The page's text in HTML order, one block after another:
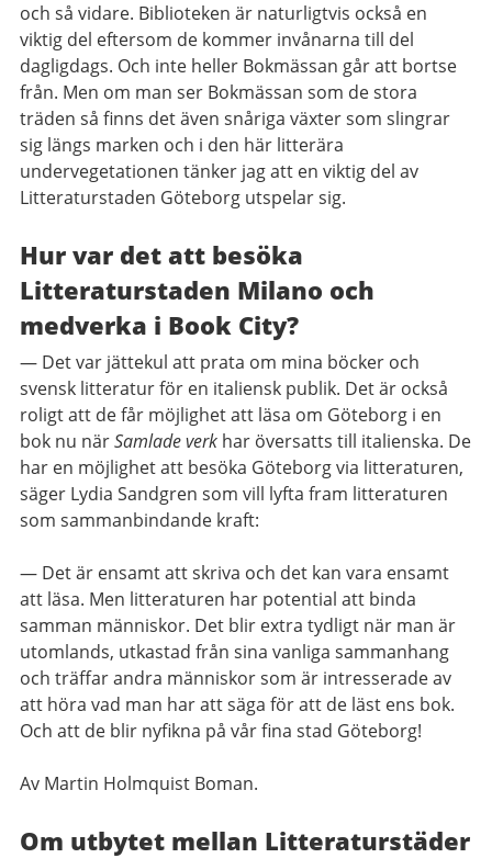
och så vidare. Biblioteken är naturligtvis också en
viktig del eftersom de kommer invånarna till del
dagligdags. Och inte heller Bokmässan går att bortse
från. Men om man ser Bokmässan som de stora
träden så finns det även snåriga växter som slingrar
sig längs marken och i den här litterära
undervegetationen tänker jag att en viktig del av
Litteraturstaden Göteborg utspelar sig.
Hur var det att besöka
Litteraturstaden Milano och
medverka i Book City?
— Det var jättekul att prata om mina böcker och
svensk litteratur för en italiensk publik. Det är också
roligt att de får möjlighet att läsa om Göteborg i en
bok nu närSamlade verk har översatts till italienska. De
har en möjlighet att besöka Göteborg via litteraturen,
säger Lydia Sandgren som vill lyfta fram litteraturen
som sammanbindande kraft:
— Det är ensamt att skriva och det kan vara ensamt
att läsa. Men litteraturen har potential att binda
samman människor. Det blir extra tydligt när man är
utomlands, utkastad från sina vanliga sammanhang
och träffar andra människor som är intresserade av
att höra vad man har att säga för att de läst ens bok.
Och att de blir nyfikna på vår fina stad Göteborg!
Av Martin Holmquist Boman.
Om utbytet mellan Litteraturstäder